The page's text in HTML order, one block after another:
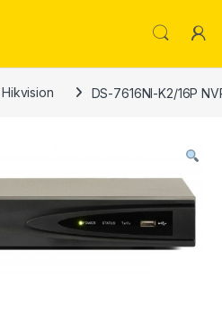
DS-7616NI-K2/16P